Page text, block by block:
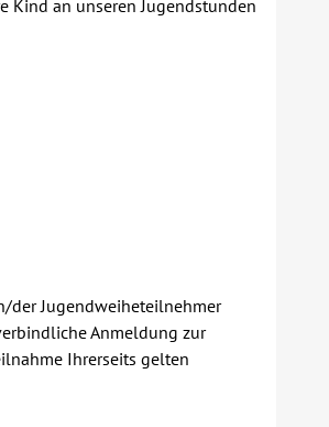
Kind an unseren Jugendstunden
der Jugendweiheteilnehmer
Anmeldung zur
Ihrerseits gelten